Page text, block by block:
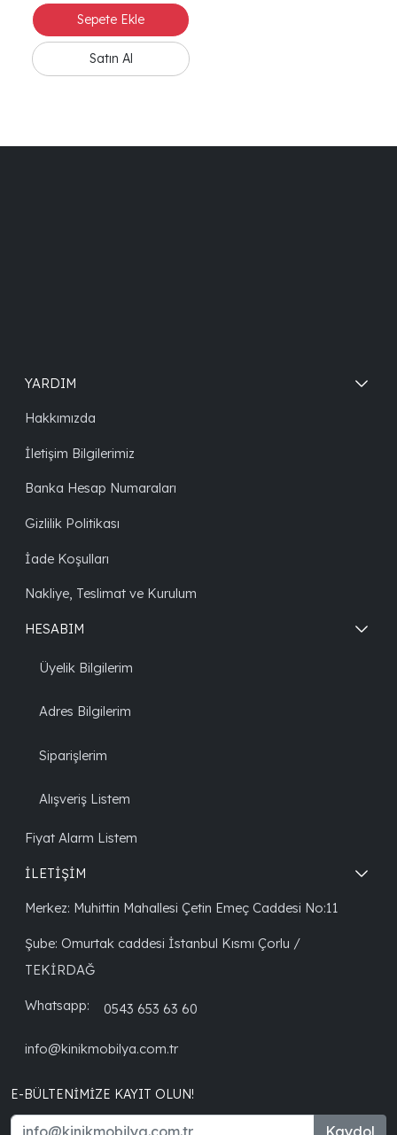
YARDIM
Hakkımızda
İletişim Bilgilerimiz
Banka Hesap Numaraları
Gizlilik Politikası
İade Koşulları
Nakliye, Teslimat ve Kurulum
HESABIM
Üyelik Bilgilerim
Adres Bilgilerim
Siparişlerim
Alışveriş Listem
Fiyat Alarm Listem
İLETİŞİM
Merkez: Muhittin Mahallesi Çetin Emeç Caddesi No:11
Şube: Omurtak caddesi İstanbul Kısmı Çorlu /
TEKİRDAĞ
Whatsapp: 0543 653 63 60
info@kinikmobilya.com.tr
E-BÜLTENIMIZE KAYIT OLUN!
Kaydol